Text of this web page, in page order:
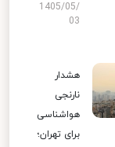
1405/05/
03
هشدار
نارنجی
هواشناسی
برای تهران؛